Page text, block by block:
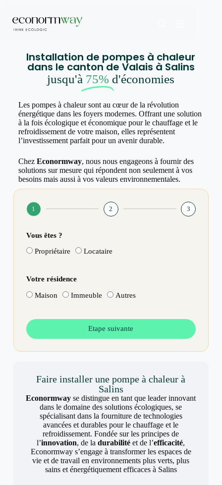
Installation de pompes à chaleur
dans le canton de Valais à Salins
jusqu'à 75% d'économies
Les pompes à chaleur sont au cœur de la révolution
énergétique dans les foyers modernes. Offrant une solution
à la fois écologique et économique pour le chauffage et le
refroidissement de votre maison, elles représentent
l’investissement parfait pour un avenir durable.
Chez Econormway, nous nous engageons à fournir des
solutions sur mesure qui répondent non seulement à vos
besoins mais aussi à vos valeurs environnementales.
1 2 3
Vous êtes ?
Propriétaire Locataire
Votre résidence
Maison Immeuble Autres
Etape suivante
Faire installer une pompe à chaleur à
Salins
Econormway se distingue en tant que leader innovant
dans le domaine des solutions écologiques, se
spécialisant dans la fourniture de technologies
avancées et durables pour le chauffage et le
refroidissement. Fondée sur les principes de
l’innovation, de ladurabilité et de l’efficacité,
Econormway s’engage à transformer les espaces de
vie et de travail en environnements plus verts, plus
sains et énergétiquement efficaces à Salins